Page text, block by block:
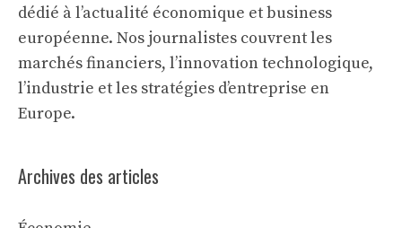
dédié à l’actualité économique et business
européenne. Nos journalistes couvrent les
marchés financiers, l’innovation technologique,
l’industrie et les stratégies d’entreprise en
Europe.
Archives des articles